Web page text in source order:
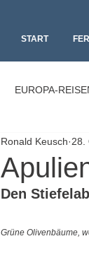
START
EUROPA-
Ronald Keusch 28.
Den
Grüne Olivenbäume,